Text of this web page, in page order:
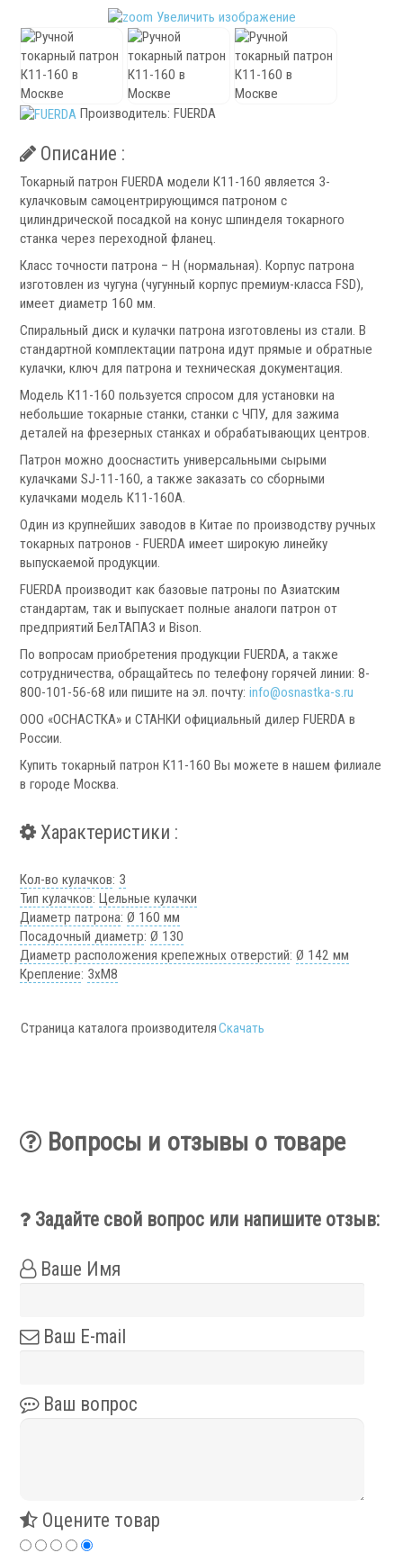
Кулачки токарные
Цанги токарные
Аксессуары для токарных патронов
Инструментальная оснастка
Револьверные головки
Запчасти для револьверных головок
Приводные блоки
Статические блоки
Переходные втулки
Системы УЦИ
Оптические линейки
Аксессуары УЦИ
Комплекты УЦИ
Системы СОЖ
Рефрактометры СОЖ
Ротационные соединения
Ротационные соединения для воздуха
Ротационные соединения для масла
Ротационные соединения для гидравлики
Увеличить изображение
Производитель:FUERDA
Описание :
Токарный патрон FUERDA модели К11-160 является 3-
кулачковым самоцентрирующимся патроном с
цилиндрической посадкой на конус шпинделя токарного
станка через переходной фланец.
Класс точности патрона – Н (нормальная). Корпус патрона
изготовлен из чугуна (чугунный корпус премиум-класса FSD),
имеет диаметр 160 мм.
Спиральный диск и кулачки патрона изготовлены из стали. В
стандартной комплектации патрона идут прямые и обратные
кулачки, ключ для патрона и техническая документация.
Модель К11-160 пользуется спросом для установки на
небольшие токарные станки, станки с ЧПУ, для зажима
деталей на фрезерных станках и обрабатывающих центров.
Патрон можно дооснастить универсальными сырыми
кулачками SJ-11-160, а также заказать со сборными
кулачками модель К11-160А.
Один из крупнейших заводов в Китае по производству ручных
токарных патронов - FUERDA имеет широкую линейку
выпускаемой продукции.
FUERDA производит как базовые патроны по Азиатским
стандартам, так и выпускает полные аналоги патрон от
предприятий БелТАПАЗ и Bison.
По вопросам приобретения продукции FUERDA, а также
сотрудничества, обращайтесь по телефону горячей линии: 8-
800-101-56-68 или пишите на эл. почту:info@osnastka-s.ru
ООО «ОСНАСТКА» и СТАНКИ официальный дилер FUERDA в
России.
Купить токарный патрон К11-160 Вы можете в нашем филиале
в городе Москва.
Характеристики :
Кол-во кулачков: 3
Тип кулачков:Цельные кулачки
Диаметр патрона:Ø 160 мм
Посадочный диаметр:Ø 130
Диаметр расположения крепежных отверстий:Ø 142 мм
Крепление: 3хM8
Страница каталога производителяСкачать
Вопросы и отзывы о товаре
Задайте свой вопрос или напишите отзыв:
Ваше Имя
Ваш E-mail
Ваш вопрос
Оцените товар